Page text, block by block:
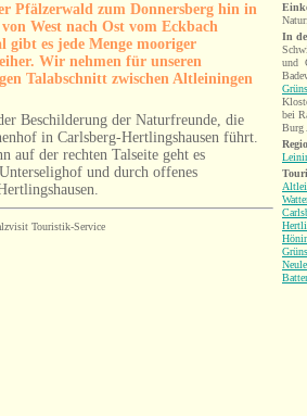
Pfälzerwald zum Donnersberg hin in
West nach Ost vom Eckbach
gibt es jede Menge mooriger
Wir nehmen für unseren
Talabschnitt zwischen Altleiningen
Beschilderung der Naturfreunde, die
in Carlsberg-Hertlingshausen führt.
auf der rechten Talseite geht es
und durch offenes
Touristik-Service
In
und
bei
Burg